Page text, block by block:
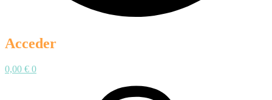
Acceder
0,00 € 0